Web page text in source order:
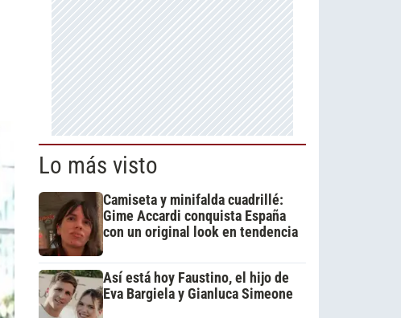
Lo más visto
Camiseta y minifalda cuadrillé:
Gime Accardi conquista España
con un original look en tendencia
Así está hoy Faustino, el hijo de
Eva Bargiela y Gianluca Simeone